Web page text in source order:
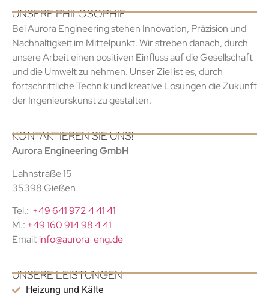
UNSERE PHILOSOPHIE
Bei Aurora Engineering stehen Innovation, Präzision und
Nachhaltigkeit im Mittelpunkt. Wir streben danach, durch
unsere Arbeit einen positiven Einfluss auf die Gesellschaft
und die Umwelt zu nehmen. Unser Ziel ist es, durch
fortschrittliche Technik und kreative Lösungen die Zukunft
der Ingenieurskunst zu gestalten.
KONTAKTIEREN SIE UNS!
Aurora Engineering GmbH
Lahnstraße 15
35398 Gießen
Tel.: +49 641 972 4 41 41
M.: +49 160 914 98 4 41
Email: info@aurora-eng.de
UNSERE LEISTUNGEN
Heizung und Kälte